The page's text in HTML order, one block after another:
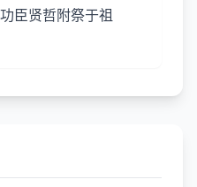
臣贤哲附祭于祖